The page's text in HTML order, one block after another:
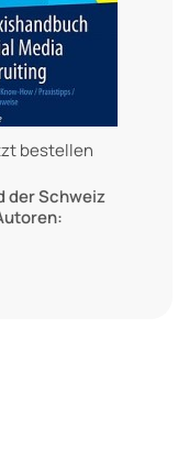
bestellen
der Schweiz